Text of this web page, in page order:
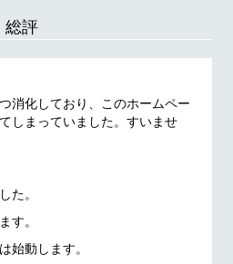
総評
消化しており、このホームペー
しまっていました。すいませ
た。
す。
始動します。